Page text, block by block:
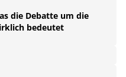
die Debatte um die
bedeutet